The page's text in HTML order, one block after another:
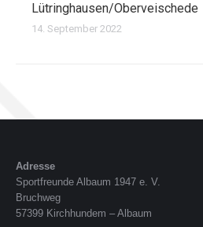
Lütringhausen/Oberveischede
14. September 2022
Adresse
Sportfreunde Albaum 1947 e. V.
Bruchweg
57399 Kirchhundem – Albaum